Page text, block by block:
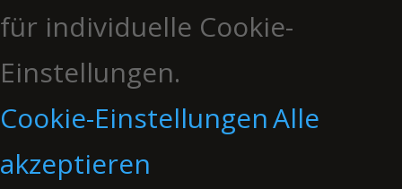
für individuelle Cookie-
Einstellungen.
Cookie-EinstellungenAlle
akzeptieren